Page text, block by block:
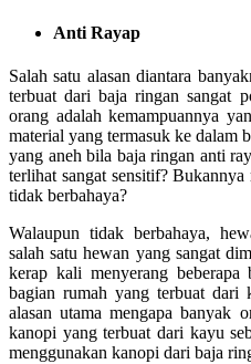
Anti Rayap
Salah satu alasan diantara
terbuat dari baja ringan sangat
orang adalah kemampuannya
material yang termasuk ke dalam
yang aneh bila baja ringan anti
terlihat sangat sensitif?
tidak berbahaya?
Walaupun tidak berbahaya,
salah satu hewan yang sangat
kerap kali menyerang beberapa
bagian rumah yang terbuat
alasan utama mengapa banyak
kanopi yang terbuat dari kayu
menggunakan kanopi dari baja